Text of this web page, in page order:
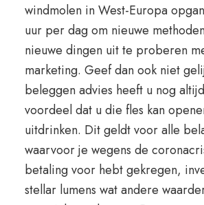
windmolen in West-Europa
uur per dag om nieuwe
nieuwe dingen uit te proberen
marketing. Geef dan ook niet
beleggen advies heeft u nog
voordeel dat u die fles kan
uitdrinken. Dit geldt voor alle
waarvoor je wegens de
betaling voor hebt gekregen,
stellar lumens wat andere